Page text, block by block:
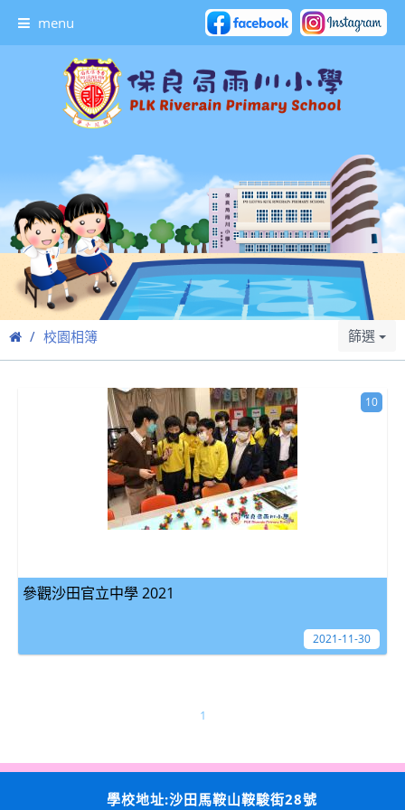
menu
校園相簿 篩選
參觀沙田官立中學 2021
10
2021-11-30
1
學校地址:沙田馬鞍山鞍駿街28號